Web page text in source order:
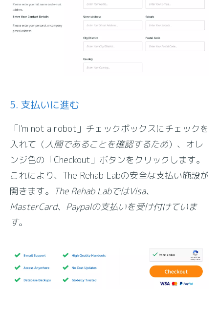
5. 支払いに進む
「I'm not a robot」チェックボックスにチェックを
入れて（人間であることを確認するため）、オレ
ンジ色の「Checkout」ボタンをクリックします。
これにより、The Rehab Labの安全な支払い施設が
開きます。 The Rehab LabではVisa、
MasterCard、Paypalの支払いを受け付けていま
す。